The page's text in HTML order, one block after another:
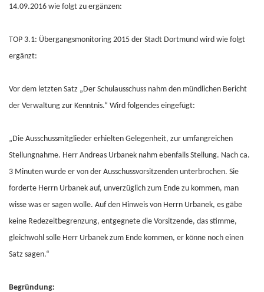
14.09.2016 wie folgt zu ergänzen:
TOP 3.1: Übergangsmonitoring 2015 der Stadt Dortmund wird wie folgt
ergänzt:
Vor dem letzten Satz „Der Schulausschuss nahm den mündlichen Bericht
der Verwaltung zur Kenntnis.“ Wird folgendes eingefügt:
„Die Ausschussmitglieder erhielten Gelegenheit, zur umfangreichen
Stellungnahme. Herr Andreas Urbanek nahm ebenfalls Stellung. Nach ca.
3 Minuten wurde er von der Ausschussvorsitzenden unterbrochen. Sie
forderte Herrn Urbanek auf, unverzüglich zum Ende zu kommen, man
wisse was er sagen wolle. Auf den Hinweis von Herrn Urbanek, es gäbe
keine Redezeitbegrenzung, entgegnete die Vorsitzende, das stimme,
gleichwohl solle Herr Urbanek zum Ende kommen, er könne noch einen
Satz sagen.“
Begründung: